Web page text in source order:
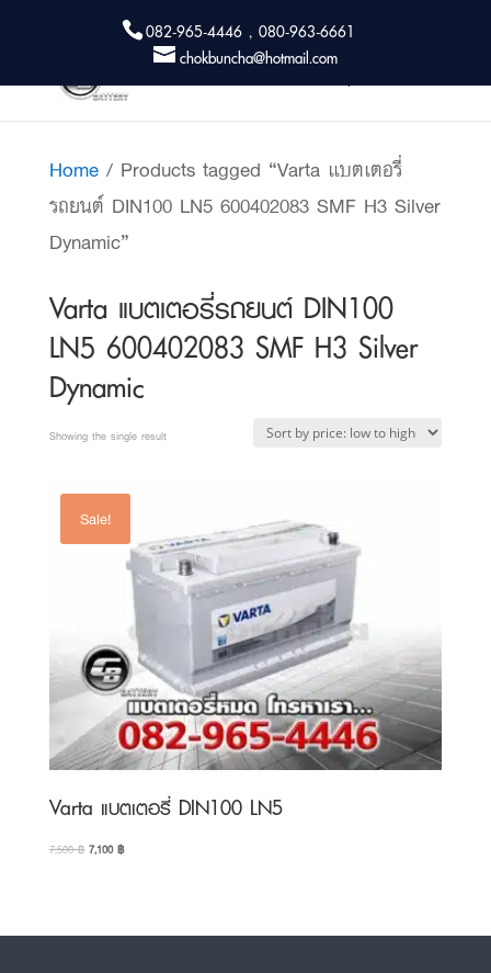
082-965-4446 , 080-963-6661
chokbuncha@hotmail.com
Home/ Products tagged “Varta แบตเตอรี่
รถยนต์ DIN100 LN5 600402083 SMF H3 Silver
Dynamic”
Varta แบตเตอรี่รถยนต์ DIN100
LN5 600402083 SMF H3 Silver
Dynamic
Showing the single result
Sale!
Varta แบตเตอรี่ DIN100 LN5
7,500฿ Original
7,100฿Current